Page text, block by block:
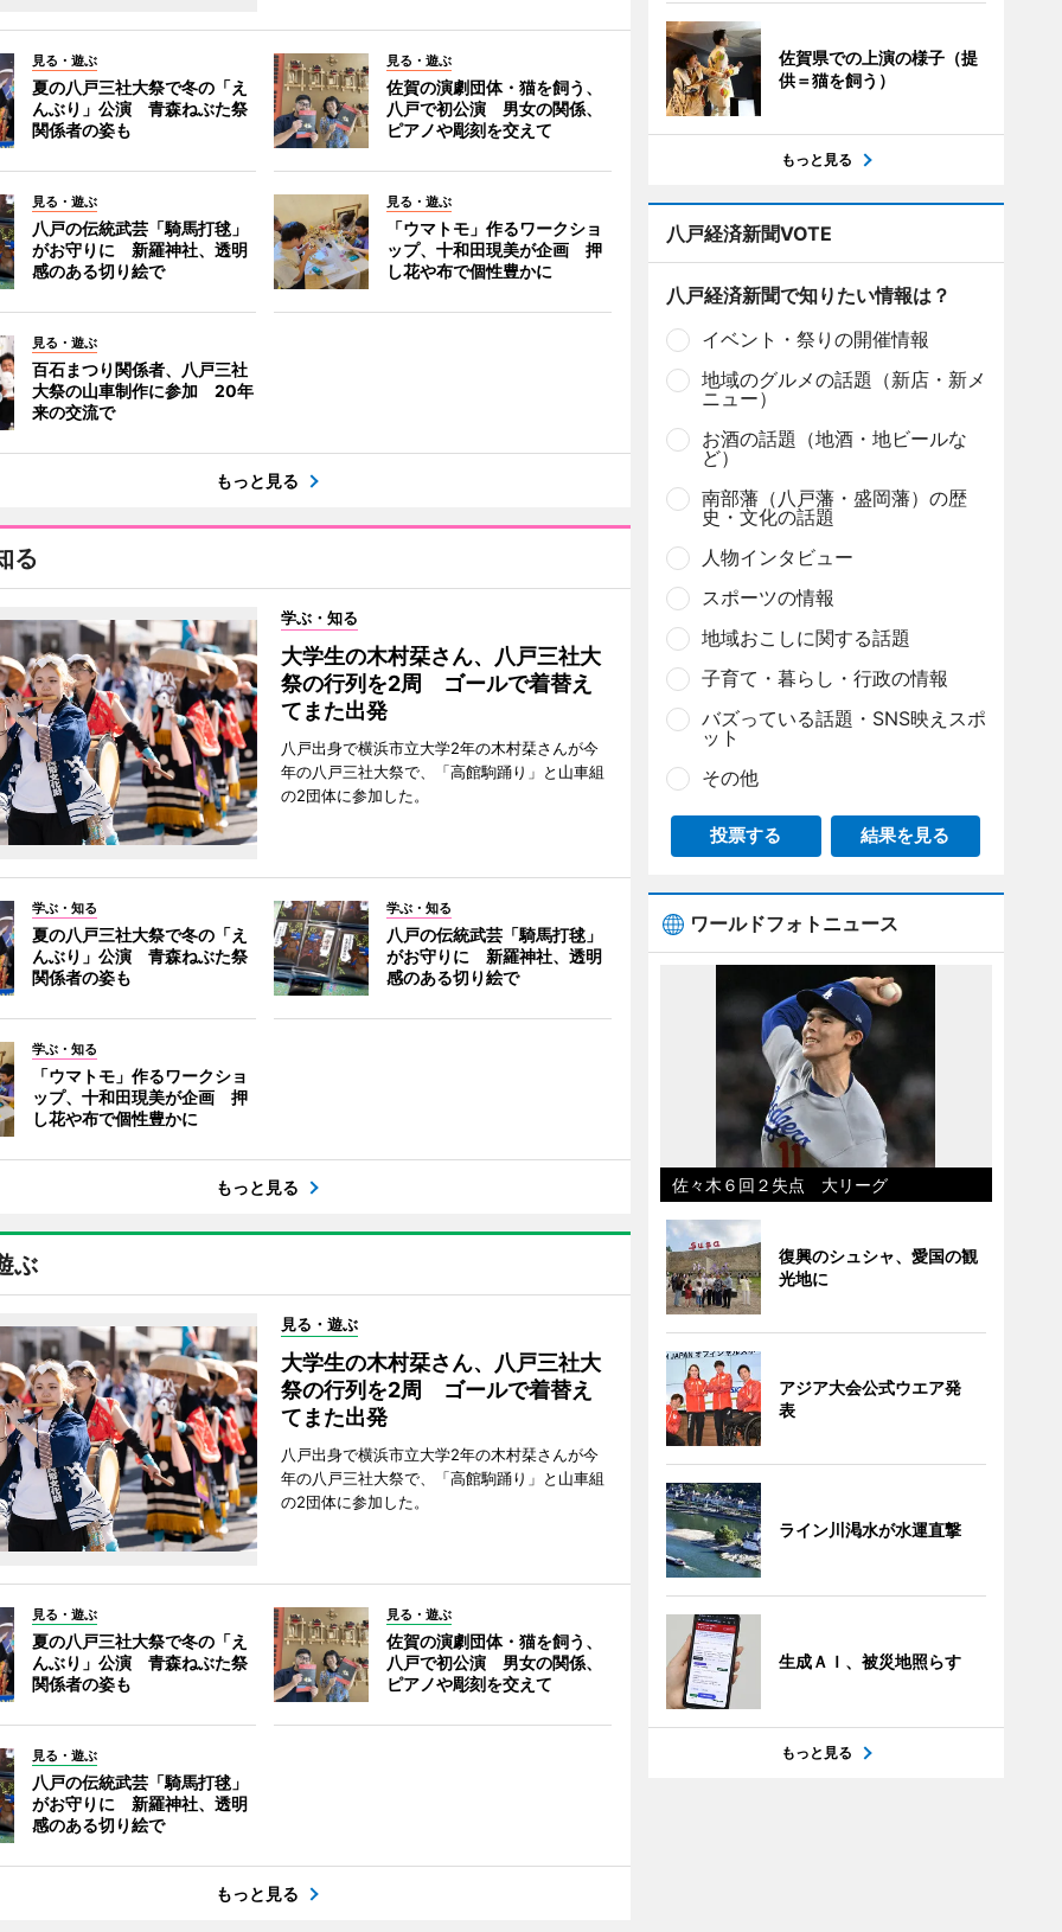
見る・遊ぶ
夏の八戸三社大祭で冬の「え
んぶり」公演 青森ねぶた祭
関係者の姿も
見る・遊ぶ
佐賀の演劇団体・猫を飼う、
八戸で初公演 男女の関係、
ピアノや彫刻を交えて
見る・遊ぶ
八戸の伝統武芸「騎馬打毬」
がお守りに 新羅神社、透明
感のある切り絵で
見る・遊ぶ
「ウマトモ」作るワークショ
ップ、十和田現美が企画 押
し花や布で個性豊かに
見る・遊ぶ
百石まつり関係者、八戸三社
大祭の山車制作に参加 20年
来の交流で
もっと見る
る
学ぶ・知る
大学生の木村栞さん、八戸三社大
祭の行列を2周 ゴールで着替え
てまた出発
八戸出身で横浜市立大学2年の木村栞さんが今
年の八戸三社大祭で、「高館駒踊り」と山車組
の2団体に参加した。
学ぶ・知る
夏の八戸三社大祭で冬の「え
んぶり」公演 青森ねぶた祭
関係者の姿も
学ぶ・知る
八戸の伝統武芸「騎馬打毬」
がお守りに 新羅神社、透明
感のある切り絵で
学ぶ・知る
「ウマトモ」作るワークショ
ップ、十和田現美が企画 押
し花や布で個性豊かに
もっと見る
ぶ
見る・遊ぶ
大学生の木村栞さん、八戸三社大
祭の行列を2周 ゴールで着替え
てまた出発
八戸出身で横浜市立大学2年の木村栞さんが今
年の八戸三社大祭で、「高館駒踊り」と山車組
の2団体に参加した。
見る・遊ぶ
夏の八戸三社大祭で冬の「え
んぶり」公演 青森ねぶた祭
関係者の姿も
見る・遊ぶ
佐賀の演劇団体・猫を飼う、
八戸で初公演 男女の関係、
ピアノや彫刻を交えて
見る・遊ぶ
八戸の伝統武芸「騎馬打毬」
がお守りに 新羅神社、透明
感のある切り絵で
もっと見る
佐賀県での上演の様子（提
供＝猫を飼う）
もっと見る
八戸経済新聞VOTE
八戸経済新聞で知りたい情報は？
イベント・祭りの開催情報
地域のグルメの話題（新店・新メ
ニュー）
お酒の話題（地酒・地ビールな
ど）
南部藩（八戸藩・盛岡藩）の歴
史・文化の話題
人物インタビュー
スポーツの情報
地域おこしに関する話題
子育て・暮らし・行政の情報
バズっている話題・SNS映えスポ
ット
その他
投票する 結果を見る
ワールドフォトニュース
佐々木６回２失点 大リーグ
復興のシュシャ、愛国の観
光地に
アジア大会公式ウエア発
表
ライン川渇水が水運直撃
生成ＡＩ、被災地照らす
もっと見る